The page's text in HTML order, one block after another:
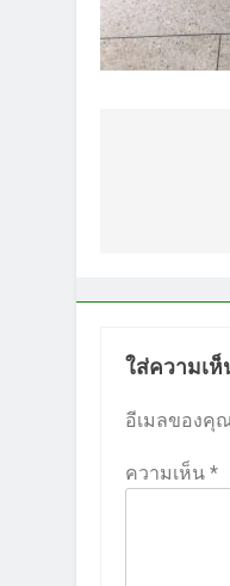
ใส่ความเห็
อีเมลของคุ
ความเห็น *